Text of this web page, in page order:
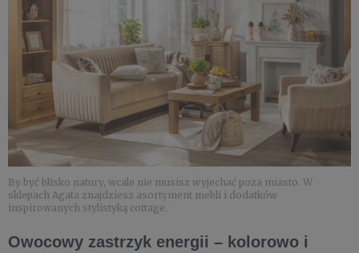
By być blisko natury, wcale nie musisz wyjechać poza miasto. W
sklepach Agata znajdziesz asortyment mebli i dodatków
inspirowanych stylistyką cottage.
Owocowy zastrzyk energii – kolorowo i